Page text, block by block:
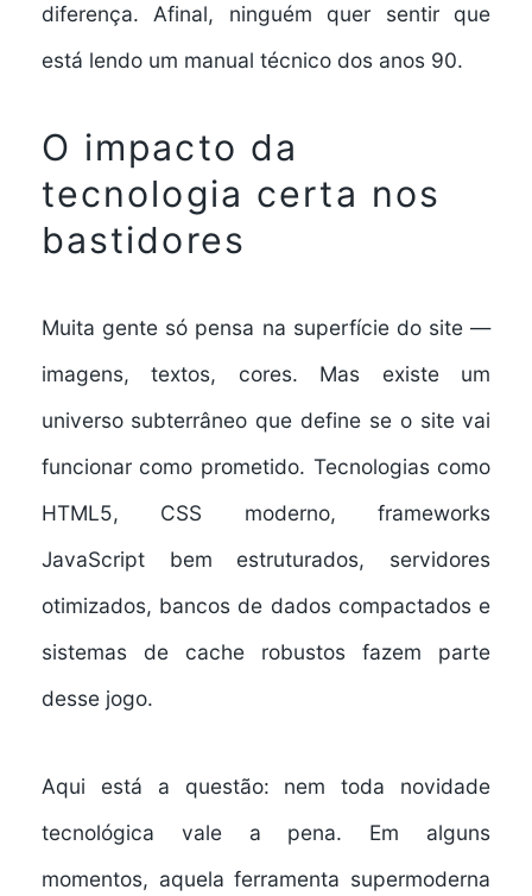
diferença. Afinal, ninguém quer sentir que
está lendo um manual técnico dos anos 90.
O impacto da
tecnologia certa nos
bastidores
Muita gente só pensa na superfície do site —
imagens, textos, cores. Mas existe um
universo subterrâneo que define se o site vai
funcionar como prometido. Tecnologias como
HTML5, CSS moderno, frameworks
JavaScript bem estruturados, servidores
otimizados, bancos de dados compactados e
sistemas de cache robustos fazem parte
desse jogo.
Aqui está a questão: nem toda novidade
tecnológica vale a pena. Em alguns
momentos, aquela ferramenta supermoderna